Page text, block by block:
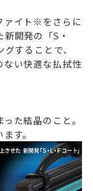
ァイト※をさらに
開発の「S・
することで、
ない快適な払拭性
た結晶のこと。
す。